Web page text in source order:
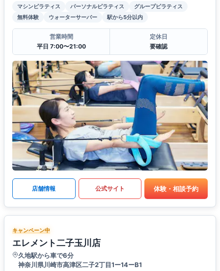
マシンピラティス パーソナルピラティス
グループピラティス
無料体験
ウォーターサーバー 駅から5分以内
営業時間
平日 7:00〜21:00
定休日
要確認
店舗情報 公式サイト 体験・相談予約
キャンペーン中
エレメント二子玉川店
久地駅から車で6分
神奈川県川崎市高津区二子2丁目1ー14ーB1